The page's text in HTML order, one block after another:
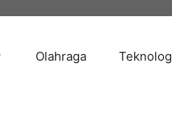
Olahraga